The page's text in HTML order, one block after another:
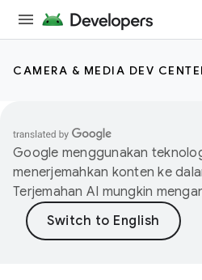
CAMERA & MEDIA DEV
Google menggunakan
menerjemahkan konten ke
Terjemahan AI mungkin